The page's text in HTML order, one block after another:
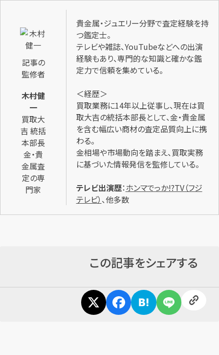
記事の
監修者
木村健
一
買取大
吉 統括
本部長
金・貴
金属査
定の専
門家
貴金属・ジュエリー分野で査定経験を持
つ鑑定士。
テレビや雑誌、YouTubeなどへの出演
経験もあり、専門的な知識と確かな鑑
定力で信頼を集めている。
＜経歴＞
買取業務に14年以上従事し、現在は買
取大吉の統括本部長として、金・貴金属
を含む幅広い商材の査定品質向上に携
わる。
金相場や市場動向を踏まえ、買取実務
に基づいた情報発信を監修している。
テレビ出演歴：ホンマでっか!?TV（フジ
テレビ） 、他多数
この記事をシェアする